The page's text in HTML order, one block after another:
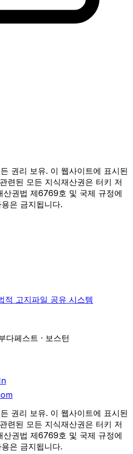
권리 보유. 이 웹사이트에 표시된
련된 모든 지식재산권은 터키 저
권법 제6769호 및 국제 규정에
은 금지됩니다.
적 고지파일 공유 시스템
다페스트 · 보스턴
권리 보유. 이 웹사이트에 표시된
련된 모든 지식재산권은 터키 저
권법 제6769호 및 국제 규정에
은 금지됩니다.